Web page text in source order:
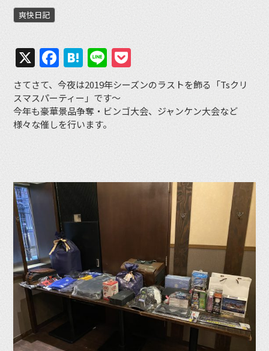
爽快日記
X Facebook
Hatena
Line
さてさて、今夜は2019年シーズンのラストを飾る「Tsクリ
スマスパーティー」です〜
今年も豪華景品争奪・ビンゴ大会、ジャンケン大会など
様々な催しを行います。